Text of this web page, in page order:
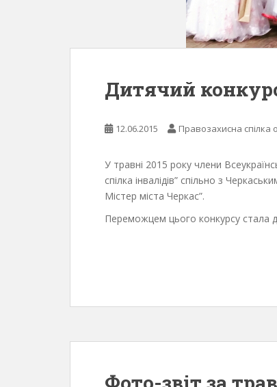
Дитячий
12.06.2015 Правозахисна спілка
У травні 2015 року члени
спілка інвалідів” спільно з
Містер міста Черкас”.
Переможцем цього конкурсу стала